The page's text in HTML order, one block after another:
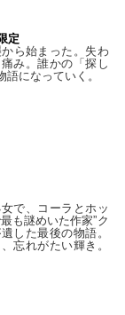
定
ら始まった。失わ
み。誰かの「探し
になっていく。
で、コーラとホッ
も謎めいた作家”ク
した最後の物語。
忘れがたい輝き。